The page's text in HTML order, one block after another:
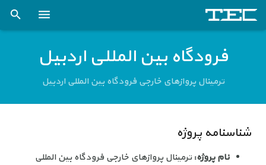
فنی و مهندسی تدبیراسکان (صفحه نخست)
پروژه ها
فرودگاه بین المللی اردبیل
ترمینال پروازهای خارجی فرودگاه بین المللی اردبیل
شناسنامه پروژه
نام پروژه:ترمینال پروازهای خارجی فرودگاه بین المللی